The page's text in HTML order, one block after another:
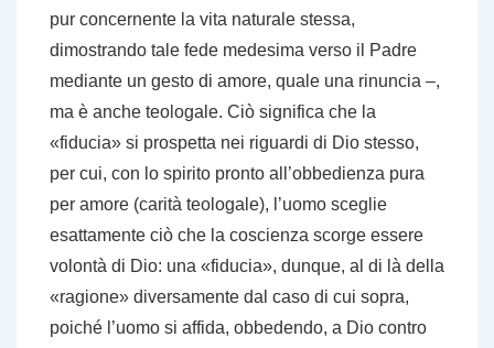
pur concernente la vita naturale stessa,
dimostrando tale fede medesima verso il Padre
mediante un gesto di amore, quale una rinuncia –,
ma è anche teologale. Ciò significa che la
«fiducia» si prospetta nei riguardi di Dio stesso,
per cui, con lo spirito pronto all’obbedienza pura
per amore (carità teologale), l’uomo sceglie
esattamente ciò che la coscienza scorge essere
volontà di Dio: una «fiducia», dunque, al di là della
«ragione» diversamente dal caso di cui sopra,
poiché l’uomo si affida, obbedendo, a Dio contro